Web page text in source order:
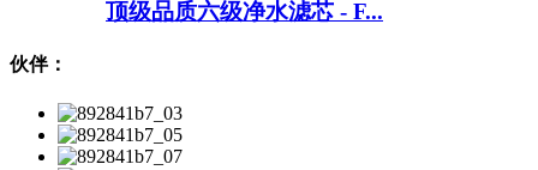
顶级品质六级净水滤芯 - F...
伙伴：